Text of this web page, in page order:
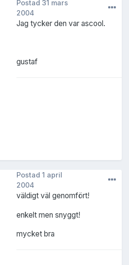
Postad 31 mars
2004
Jag tycker den var ascool.
gustaf
Postad 1 april
2004
väldigt väl genomfört!
enkelt men snyggt!
mycket bra